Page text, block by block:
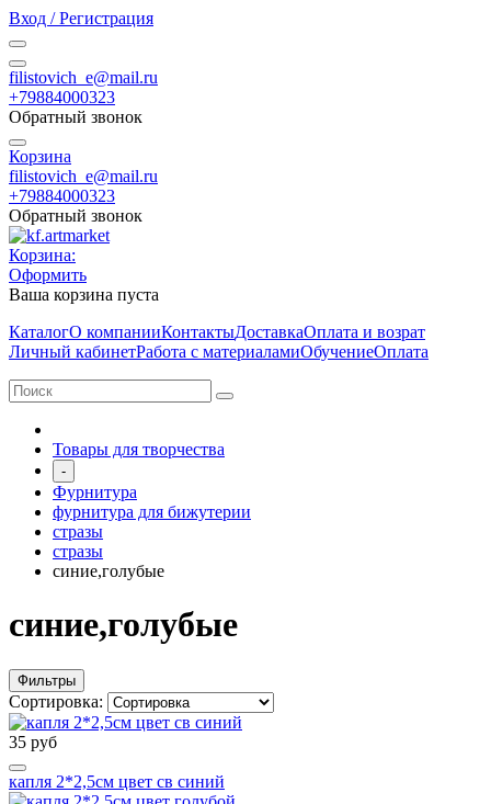
Вход / Регистрация
filistovich_e@mail.ru
+79884000323
Обратный звонок
Корзина
filistovich_e@mail.ru
+79884000323
Обратный звонок
Корзина:
Оформить
Ваша корзина пуста
КаталогО компанииКонтактыДоставкаОплата и возрат
Личный кабинетРабота с материаламиОбучениеОплата
Товары для творчества
-
Фурнитура
фурнитура для бижутерии
стразы
стразы
синие,голубые
синие,голубые
Фильтры
Сортировка:
35 руб
капля 2*2,5см цвет св синий